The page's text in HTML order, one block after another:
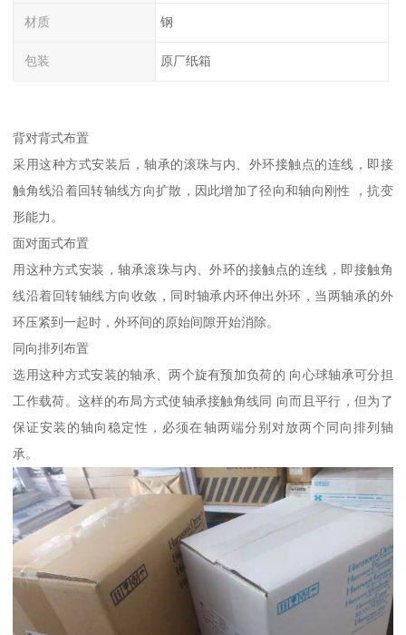
材质 钢
包装 原厂纸箱
背对背式布置
采用这种方式安装后，轴承的滚珠与内、外环接触点的连线，即接
触角线沿着回转轴线方向扩散，因此增加了径向和轴向刚性 ，抗变
形能力。
面对面式布置
用这种方式安装，轴承滚珠与内、外环的接触点的连线，即接触角
线沿着回转轴线方向收敛，同时轴承内环伸出外环，当两轴承的外
环压紧到一起时，外环间的原始间隙开始消除。
同向排列布置
选用这种方式安装的轴承、两个旋有预加负荷的 向心球轴承可分担
工作载荷。这样的布局方式使轴承接触角线同 向而且平行，但为了
保证安装的轴向稳定性，必须在轴两端分别对放两个同向排列轴
承。